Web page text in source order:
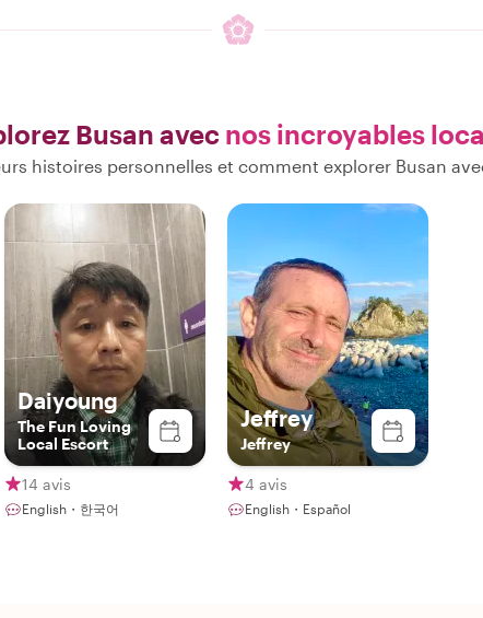
Busan avec nos incroyables
histoires personnelles et comment explorer Busan
Daiyoung
The Fun Loving
Local Escort
14 avis
English・한국어
Jeffrey
Jeffrey
4 avis
English・Español